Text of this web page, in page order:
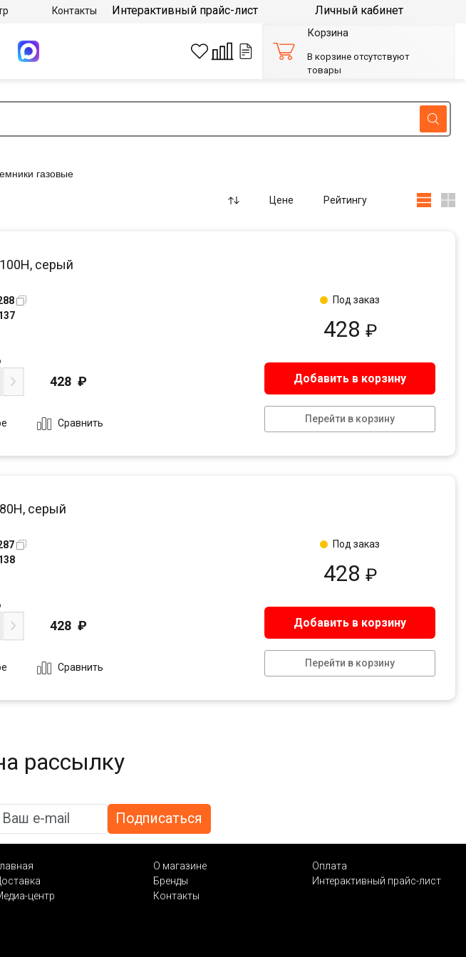
газовые
Цене Рейтингу
серый
428 ₽
428 ₽ Добавить в корзину
Перейти в корзину
Сравнить
Под заказ
серый
428 ₽
428 ₽ Добавить в корзину
Перейти в корзину
Сравнить
Под заказ
Контакты Интерактивный прайс-лист Личный кабинет
Корзина
В корзине отсутствуют
товары
рассылку
О магазине
Оплата
Бренды
Интерактивный прайс-лист
центр
Контакты